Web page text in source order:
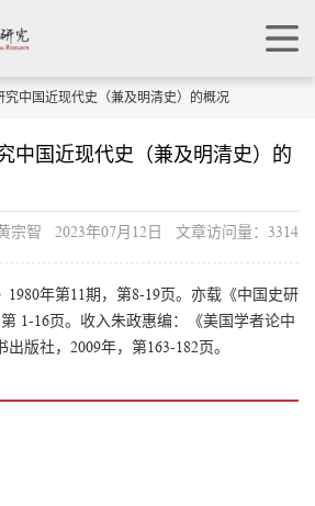
究中国近现代史（兼及明清史）的概况
中国近现代史（兼及明清史）的
宗智 2023年07月12日 文章访问量：3314
1980年第11期，第8-19页。亦载《中国史研
1-16页。收入朱政惠编：《美国学者论中
版社，2009年，第163-182页。